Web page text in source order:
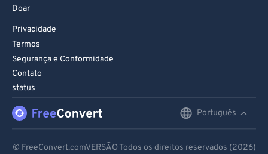
Doar
Privacidade
Termos
Segurança e Conformidade
Contato
status
Português
© FreeConvert.comVERSÃO Todos os direitos reservados (2026)